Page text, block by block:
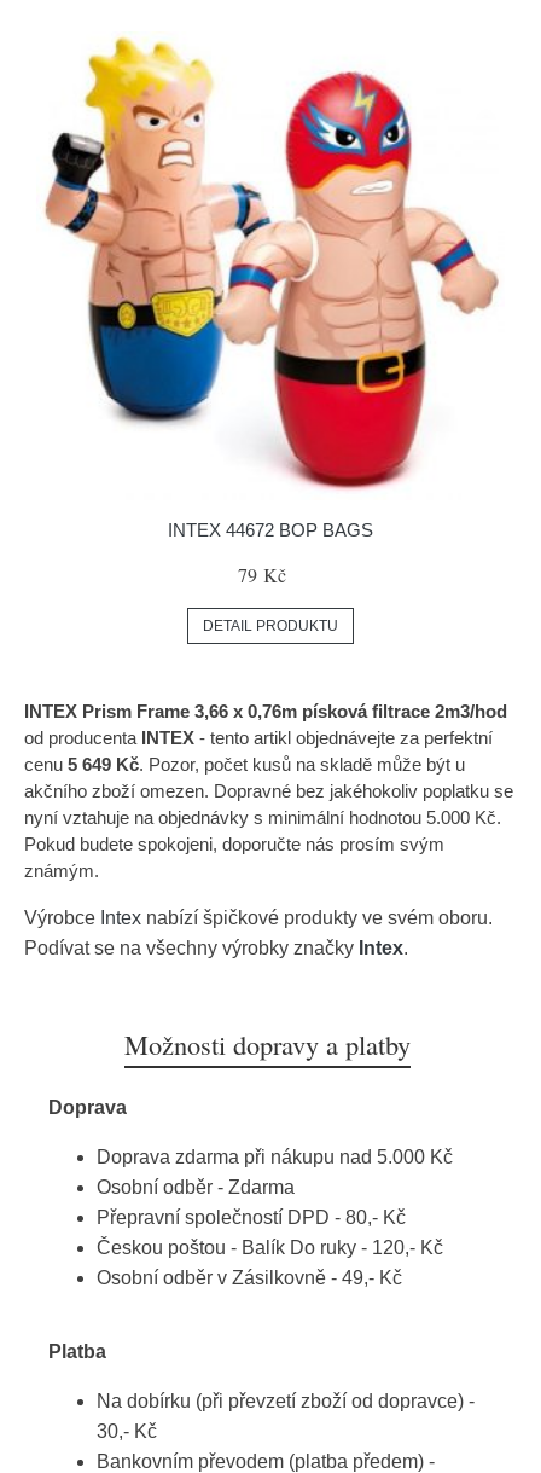
INTEX 44672 BOP BAGS
79 Kč
DETAIL PRODUKTU
INTEX Prism Frame 3,66 x 0,76m písková filtrace 2m3/hod
od producenta INTEX - tento artikl objednávejte za perfektní
cenu 5 649 Kč. Pozor, počet kusů na skladě může být u
akčního zboží omezen. Dopravné bez jakéhokoliv poplatku se
nyní vztahuje na objednávky s minimální hodnotou 5.000 Kč.
Pokud budete spokojeni, doporučte nás prosím svým
známým.
Výrobce Intex nabízí špičkové produkty ve svém oboru.
Podívat se na všechny výrobky značky Intex.
Možnosti dopravy a platby
Doprava
Doprava zdarma při nákupu nad 5.000 Kč
Osobní odběr - Zdarma
Přepravní společností DPD - 80,- Kč
Českou poštou - Balík Do ruky - 120,- Kč
Osobní odběr v Zásilkovně - 49,- Kč
Platba
Na dobírku (při převzetí zboží od dopravce) -
30,- Kč
Bankovním převodem (platba předem) -